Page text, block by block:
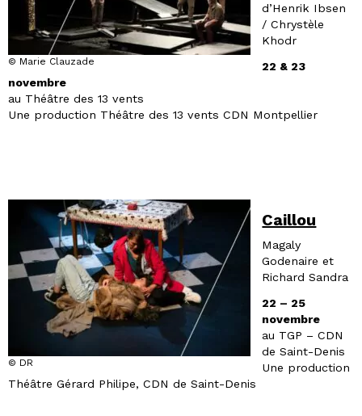
© Marie Clauzade
d’Henrik Ibsen
/ Chrystèle
Khodr
22 & 23
novembre
au Théâtre des 13 vents
Une production Théâtre des 13 vents CDN Montpellier
© DR
Caillou
Magaly
Godenaire et
Richard Sandra
22 – 25
novembre
au TGP – CDN
de Saint-Denis
Une production
Théâtre Gérard Philipe, CDN de Saint-Denis